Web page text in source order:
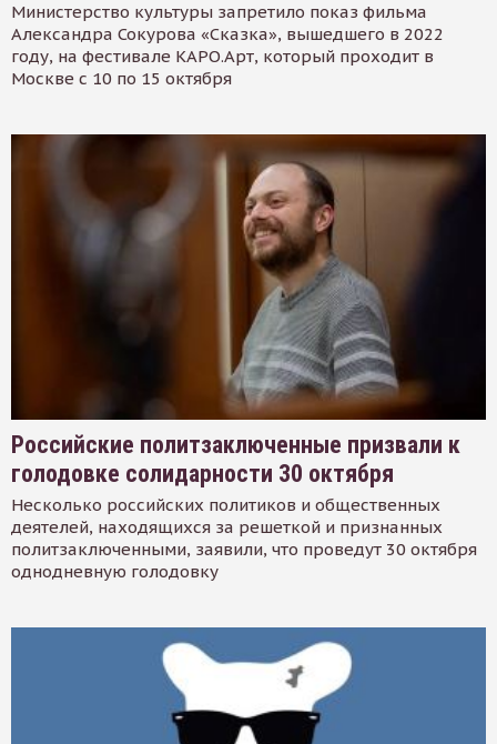
Министерство культуры запретило показ фильма
Александра Сокурова «Сказка», вышедшего в 2022
году, на фестивале КАРО.Арт, который проходит в
Москве с 10 по 15 октября
Российские политзаключенные призвали к
голодовке солидарности 30 октября
Несколько российских политиков и общественных
деятелей, находящихся за решеткой и признанных
политзаключенными, заявили, что проведут 30 октября
однодневную голодовку